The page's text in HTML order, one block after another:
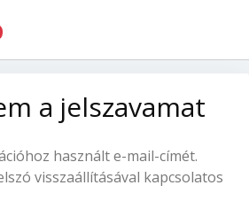
a jelszavamat
használt e-mail-címét.
visszaállításával kapcsolatos